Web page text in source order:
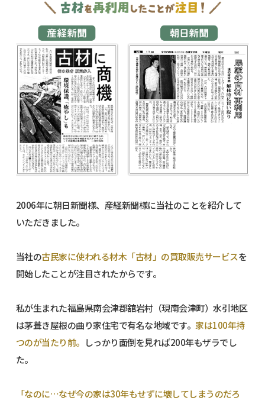
2006年に朝日新聞様、産経新聞様に当社のことを紹介して
いただきました。
当社の古民家に使われる材木「古材」の買取販売サービスを
開始したことが注目されたからです。
私が生まれた福島県南会津郡舘岩村（現南会津町）水引地区
は茅葺き屋根の曲り家住宅で有名な地域です。 家は100年持
つのが当たり前。 しっかり面倒を見れば200年もザラでし
た。
「なのに…なぜ今の家は30年もせずに壊してしまうのだろ